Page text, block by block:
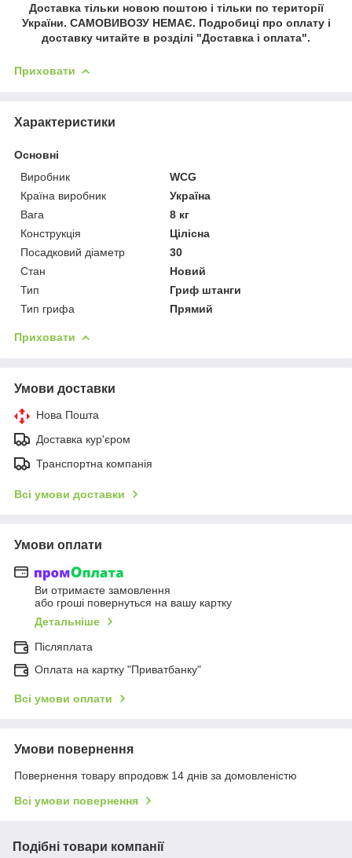
Доставка тільки новою поштою і тільки по території
України. САМОВИВОЗУ НЕМАЄ. Подробиці про оплату і
доставку читайте в розділі "Доставка і оплата".
Приховати
Характеристики
Основні
Виробник
WCG
Країна виробник
Україна
Вага
8 кг
Конструкція
Цілісна
Посадковий діаметр
30
Стан
Новий
Тип
Гриф штанги
Тип грифа
Прямий
Приховати
Умови доставки
Нова Пошта
Доставка кур'єром
Транспортна компанія
Всі умови доставки
Умови оплати
Ви отримаєте замовлення
або гроші повернуться на вашу картку
Детальніше
Післяплата
Оплата на картку "Приватбанку"
Всі умови оплати
Умови повернення
Повернення товару впродовж 14 днів за домовленістю
Всі умови повернення
Подібні товари компанії